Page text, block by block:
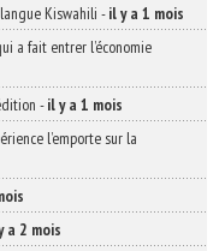
Kiswahili -il y a 1 mois
a fait entrer l’économie
-il y a 1 mois
l’emporte sur la
a 2 mois